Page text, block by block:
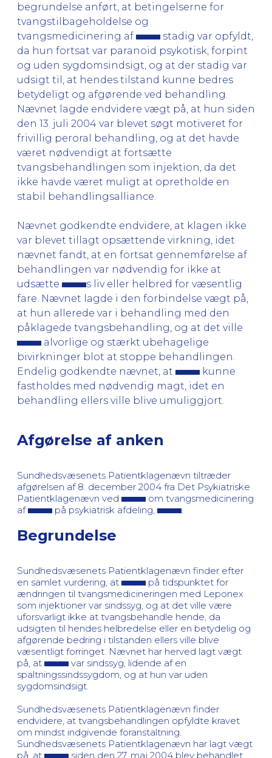
begrundelse anført, at betingelserne for
tvangstilbageholdelse og
tvangsmedicinering af
stadig var opfyldt,
da hun fortsat var paranoid psykotisk, forpint
og uden sygdomsindsigt, og at der stadig var
udsigt til, at hendes tilstand kunne bedres
betydeligt og afgørende ved behandling.
Nævnet lagde endvidere vægt på, at hun siden
den 13. juli 2004 var blevet søgt motiveret for
frivillig peroral behandling, og at det havde
været nødvendigt at fortsætte
tvangsbehandlingen som injektion, da det
ikke havde været muligt at opretholde en
stabil behandlingsalliance.
Nævnet godkendte endvidere, at klagen ikke
var blevet tillagt opsættende virkning, idet
nævnet fandt, at en fortsat gennemførelse af
behandlingen var nødvendig for ikke at
udsætte
s liv eller helbred for væsentlig
fare. Nævnet lagde i den forbindelse vægt på,
at hun allerede var i behandling med den
påklagede tvangsbehandling, og at det ville
alvorlige og stærkt ubehagelige
bivirkninger blot at stoppe behandlingen.
Endelig godkendte nævnet, at
kunne
fastholdes med nødvendig magt, idet en
behandling ellers ville blive umuliggjort.
Afgørelse af anken
Sundhedsvæsenets Patientklagenævn tiltræder
afgørelsen af 8. december 2004 fra Det Psykiatriske
Patientklagenævn ved
om tvangsmedicinering
af
på psykiatrisk afdeling,
Begrundelse
Sundhedsvæsenets Patientklagenævn finder efter
en samlet vurdering, at
på tidspunktet for
ændringen til tvangsmedicineringen med Leponex
som injektioner var sindssyg, og at det ville være
uforsvarligt ikke at tvangsbehandle hende, da
udsigten til hendes helbredelse eller en betydelig og
afgørende bedring i tilstanden ellers ville blive
væsentligt forringet. Nævnet har herved lagt vægt
på, at
var sindssyg, lidende af en
spaltningssindssygdom, og at hun var uden
sygdomsindsigt.
Sundhedsvæsenets Patientklagenævn finder
endvidere, at tvangsbehandlingen opfyldte kravet
om mindst indgivende foranstaltning.
Sundhedsvæsenets Patientklagenævn har lagt vægt
på, at
siden den 27. maj 2004 blev behandlet